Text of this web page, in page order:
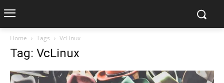
Home Tags VcLinux
Tag: VcLinux